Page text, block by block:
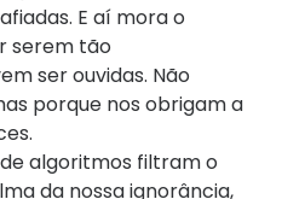
E aí mora o
serem tão
ser ouvidas. Não
porque nos obrigam a
algoritmos filtram o
da nossa ignorância,